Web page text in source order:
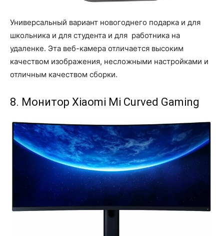
Универсальный вариант новогоднего подарка и для
школьника и для студента и для работника на
удаленке. Эта веб-камера отличается высоким
качеством изображения, несложными настройками и
отличным качеством сборки.
8. Монитор Xiaomi Mi Curved Gaming